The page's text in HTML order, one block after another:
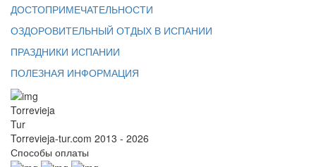
ДОСТОПРИМЕЧАТЕЛЬНОСТИ
ОЗДОРОВИТЕЛЬНЫЙ ОТДЫХ В ИСПАНИИ
ПРАЗДНИКИ ИСПАНИИ
ПОЛЕЗНАЯ ИНФОРМАЦИЯ
Torrevieja
Tur
Torrevieja-tur.com 2013 - 2026
Способы оплаты